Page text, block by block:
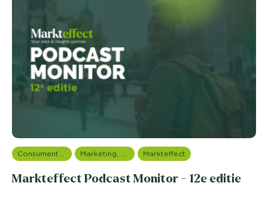
Markteffect
Markteffect Podcast Monitor - 12e editie